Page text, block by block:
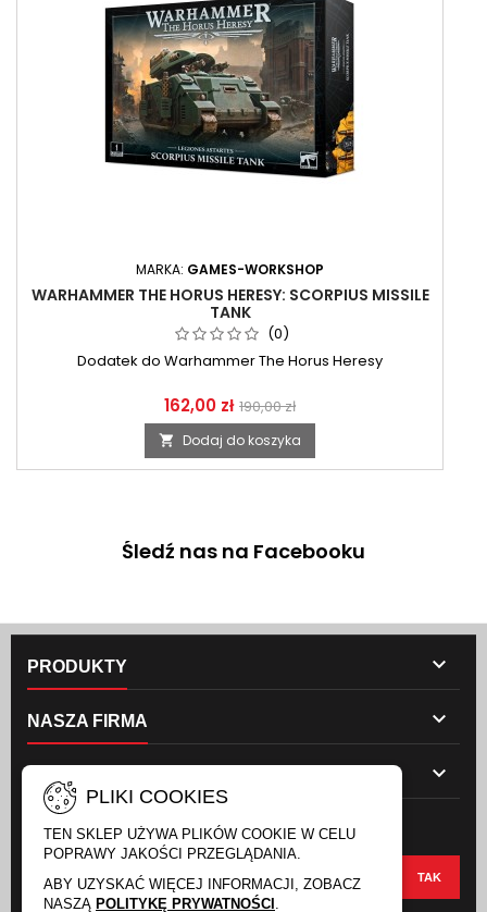
MARKA: GAMES-WORKSHOP
WARHAMMER THE HORUS HERESY: SCORPIUS MISSILE
TANK
(0)
Dodatek do Warhammer The Horus Heresy
162,00 zł 190,00 zł
 Dodaj do koszyka
Śledź nas na Facebooku
PRODUKTY 
NASZA FIRMA 

PLIKI COOKIES
TEN SKLEP UŻYWA PLIKÓW COOKIE W CELU
POPRAWY JAKOŚCI PRZEGLĄDANIA.
ABY UZYSKAĆ WIĘCEJ INFORMACJI, ZOBACZ
NASZĄ POLITYKĘ PRYWATNOŚCI .
NEWSLETTER